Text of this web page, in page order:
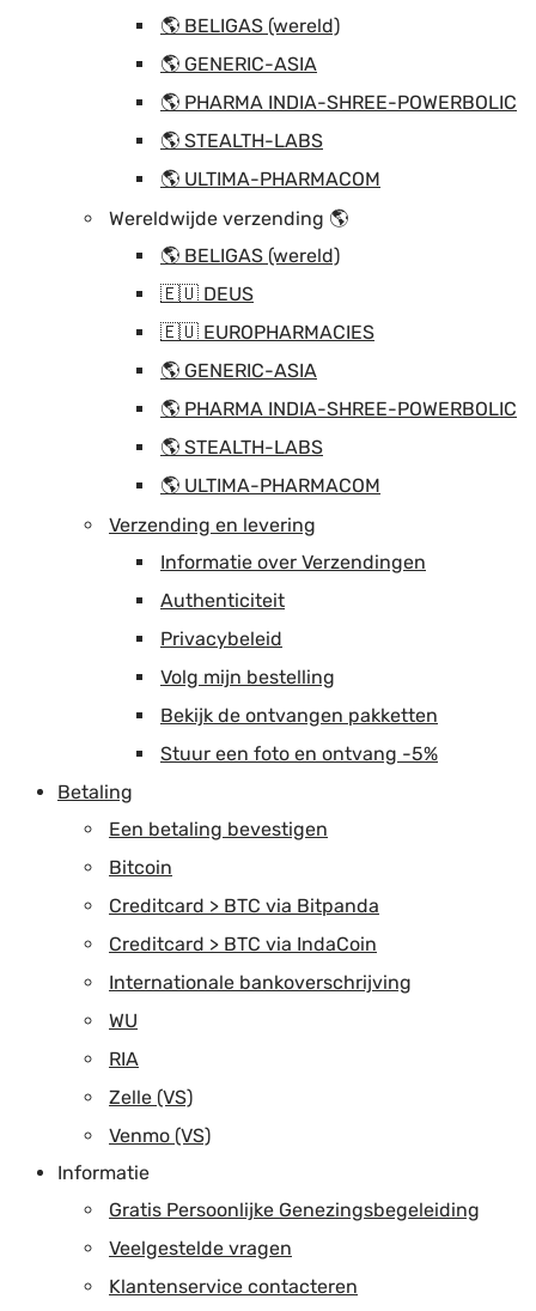
🌎 BELIGAS (wereld)
🌎 GENERIC-ASIA
🌎 PHARMA INDIA-SHREE-POWERBOLIC
🌎 STEALTH-LABS
🌎 ULTIMA-PHARMACOM
Wereldwijde verzending 🌎
🌎 BELIGAS (wereld)
🇪🇺 DEUS
🇪🇺 EUROPHARMACIES
🌎 GENERIC-ASIA
🌎 PHARMA INDIA-SHREE-POWERBOLIC
🌎 STEALTH-LABS
🌎 ULTIMA-PHARMACOM
Verzending en levering
Informatie over Verzendingen
Authenticiteit
Privacybeleid
Volg mijn bestelling
Bekijk de ontvangen pakketten
Stuur een foto en ontvang -5%
Betaling
Een betaling bevestigen
Bitcoin
Creditcard > BTC via Bitpanda
Creditcard > BTC via IndaCoin
Internationale bankoverschrijving
WU
RIA
Zelle (VS)
Venmo (VS)
Informatie
Gratis Persoonlijke Genezingsbegeleiding
Veelgestelde vragen
Klantenservice contacteren